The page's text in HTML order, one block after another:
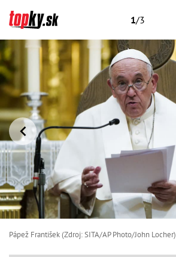
1/3
Pápež František (Zdroj: SITA/AP Photo/John Locher)